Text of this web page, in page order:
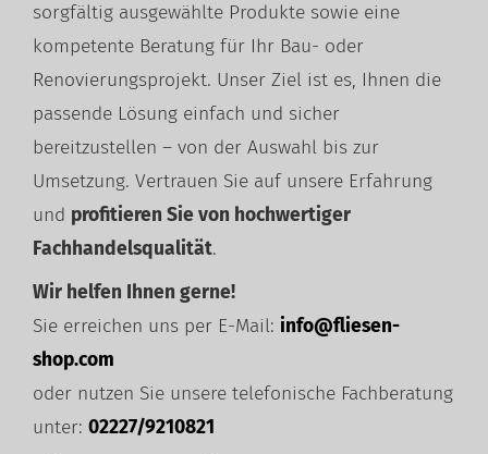
sorgfältig ausgewählte Produkte sowie eine
kompetente Beratung für Ihr Bau- oder
Renovierungsprojekt. Unser Ziel ist es, Ihnen die
passende Lösung einfach und sicher
bereitzustellen – von der Auswahl bis zur
Umsetzung. Vertrauen Sie auf unsere Erfahrung
und profitieren Sie von hochwertiger
Fachhandelsqualität.
Wir helfen Ihnen gerne!
Sie erreichen uns per E-Mail: info@fliesen-
shop.com
oder nutzen Sie unsere telefonische Fachberatung
unter: 02227/9210821